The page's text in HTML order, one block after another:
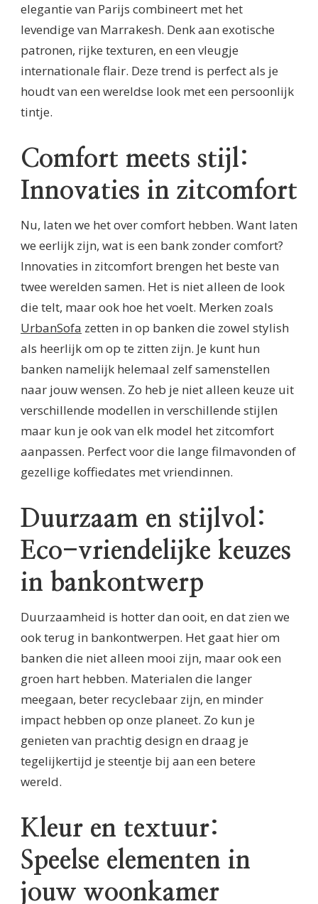
elegantie van Parijs combineert met het
levendige van Marrakesh. Denk aan exotische
patronen, rijke texturen, en een vleugje
internationale flair. Deze trend is perfect als je
houdt van een wereldse look met een persoonlijk
tintje.
Comfort meets stijl:
Innovaties in zitcomfort
Nu, laten we het over comfort hebben. Want laten
we eerlijk zijn, wat is een bank zonder comfort?
Innovaties in zitcomfort brengen het beste van
twee werelden samen. Het is niet alleen de look
die telt, maar ook hoe het voelt. Merken zoals
UrbanSofa zetten in op banken die zowel stylish
als heerlijk om op te zitten zijn. Je kunt hun
banken namelijk helemaal zelf samenstellen
naar jouw wensen. Zo heb je niet alleen keuze uit
verschillende modellen in verschillende stijlen
maar kun je ook van elk model het zitcomfort
aanpassen. Perfect voor die lange filmavonden of
gezellige koffiedates met vriendinnen.
Duurzaam en stijlvol:
Eco-vriendelijke keuzes
in bankontwerp
Duurzaamheid is hotter dan ooit, en dat zien we
ook terug in bankontwerpen. Het gaat hier om
banken die niet alleen mooi zijn, maar ook een
groen hart hebben. Materialen die langer
meegaan, beter recyclebaar zijn, en minder
impact hebben op onze planeet. Zo kun je
genieten van prachtig design en draag je
tegelijkertijd je steentje bij aan een betere
wereld.
Kleur en textuur:
Speelse elementen in
jouw woonkamer